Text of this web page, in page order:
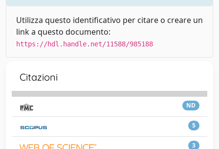
Utilizza questo identificativo per citare o creare un
link a questo documento:
https://hdl.handle.net/11588/985188
Citazioni
ND
5
3